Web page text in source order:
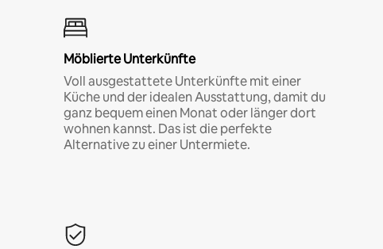
Möblierte Unterkünfte
Voll ausgestattete Unterkünfte mit einer
Küche und der idealen Ausstattung, damit du
ganz bequem einen Monat oder länger dort
wohnen kannst. Das ist die perfekte
Alternative zu einer Untermiete.